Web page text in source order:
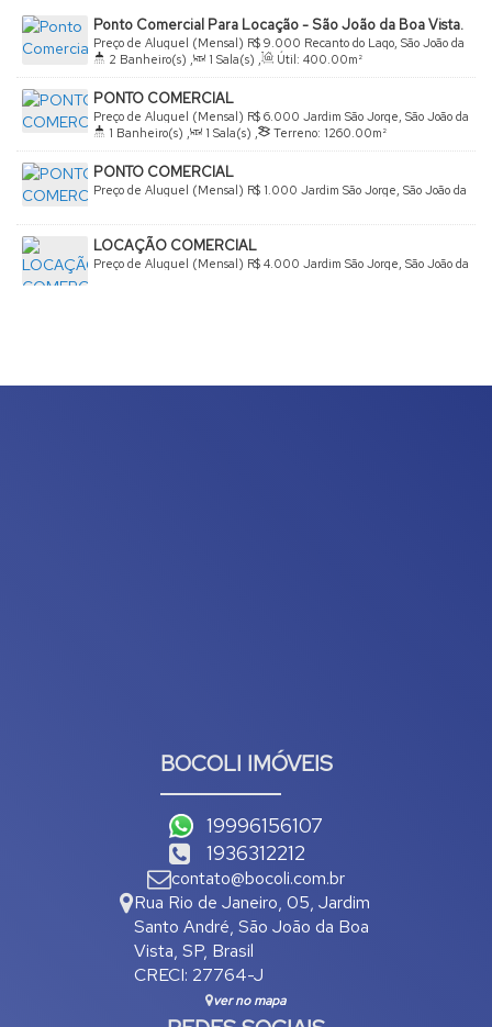
Ponto Comercial Para Locação - São João da Boa Vista.
R$ 9.000
Preço de Aluguel (Mensal)
Recanto do Lago, São João da
Boa Vista, São Paulo, Brasil
2 Banheiro(s) , 1 Sala(s) , Útil: 400.00m²
PONTO COMERCIAL
R$ 6.000
Preço de Aluguel (Mensal)
Jardim São Jorge, São João da
Boa Vista, São Paulo, Brasil
1 Banheiro(s) , 1 Sala(s) , Terreno: 1260.00m²
PONTO COMERCIAL
R$ 1.000
Preço de Aluguel (Mensal)
Jardim São Jorge, São João da
LOCAÇÃO COMERCIAL
R$ 4.000
Preço de Aluguel (Mensal)
Jardim São Jorge, São João da
BOCOLI IMÓVEIS
19996156107
1936312212
contato@bocoli.com.br
Rua Rio de Janeiro, 05, Jardim
Santo André, São João da Boa
Vista, SP, Brasil
CRECI: 27764-J
ver no mapa